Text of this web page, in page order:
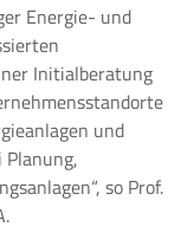
Energie- und
Initialberatung
und
so Prof.